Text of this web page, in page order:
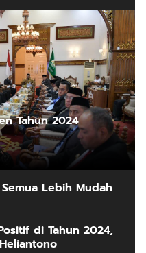
Tahun 2024
Lebih Mudah
di Tahun 2024,